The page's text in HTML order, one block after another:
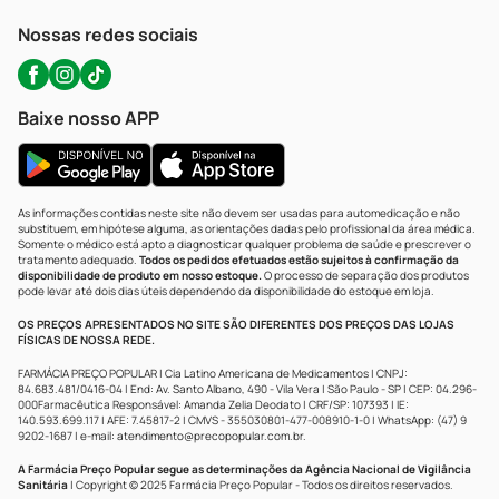
Nossas redes sociais
Baixe nosso APP
As informações contidas neste site não devem ser usadas para automedicação e não
substituem, em hipótese alguma, as orientações dadas pelo profissional da área médica.
Somente o médico está apto a diagnosticar qualquer problema de saúde e prescrever o
tratamento adequado. Todos os pedidos efetuados estão sujeitos à confirmação da
disponibilidade de produto em nosso estoque.O processo de separação dos produtos
pode levar até dois dias úteis dependendo da disponibilidade do estoque em loja.
OS PREÇOS APRESENTADOS NO SITE SÃO DIFERENTES DOS PREÇOS DAS LOJAS
FÍSICAS DE NOSSA REDE.
FARMÁCIA PREÇO POPULAR | Cia Latino Americana de Medicamentos | CNPJ:
84.683.481/0416-04 | End: Av. Santo Albano, 490 - Vila Vera | São Paulo - SP | CEP: 04.296-
000Farmacêutica Responsável: Amanda Zelia Deodato | CRF/SP: 107393 | IE:
140.593.699.117 | AFE: 7.45817-2 | CMVS - 355030801-477-008910-1-0 | WhatsApp: (47) 9
9202-1687 | e-mail: atendimento@precopopular.com.br.
A Farmácia Preço Popular segue as determinações da Agência Nacional de Vigilância
Sanitária | Copyright © 2025 Farmácia Preço Popular - Todos os direitos reservados.